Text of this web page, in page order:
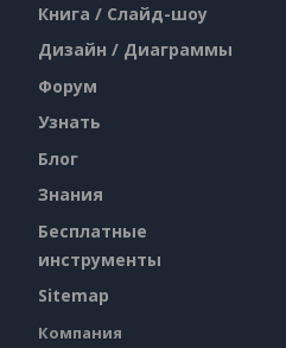
Книга / Слайд-шоу
Дизайн / Диаграммы
Форум
Узнать
Блог
Знания
Бесплатные
инструменты
Sitemap
Компания